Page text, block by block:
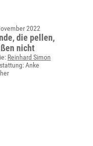
2022
die pellen,
nicht
Reinhard Simon
Anke